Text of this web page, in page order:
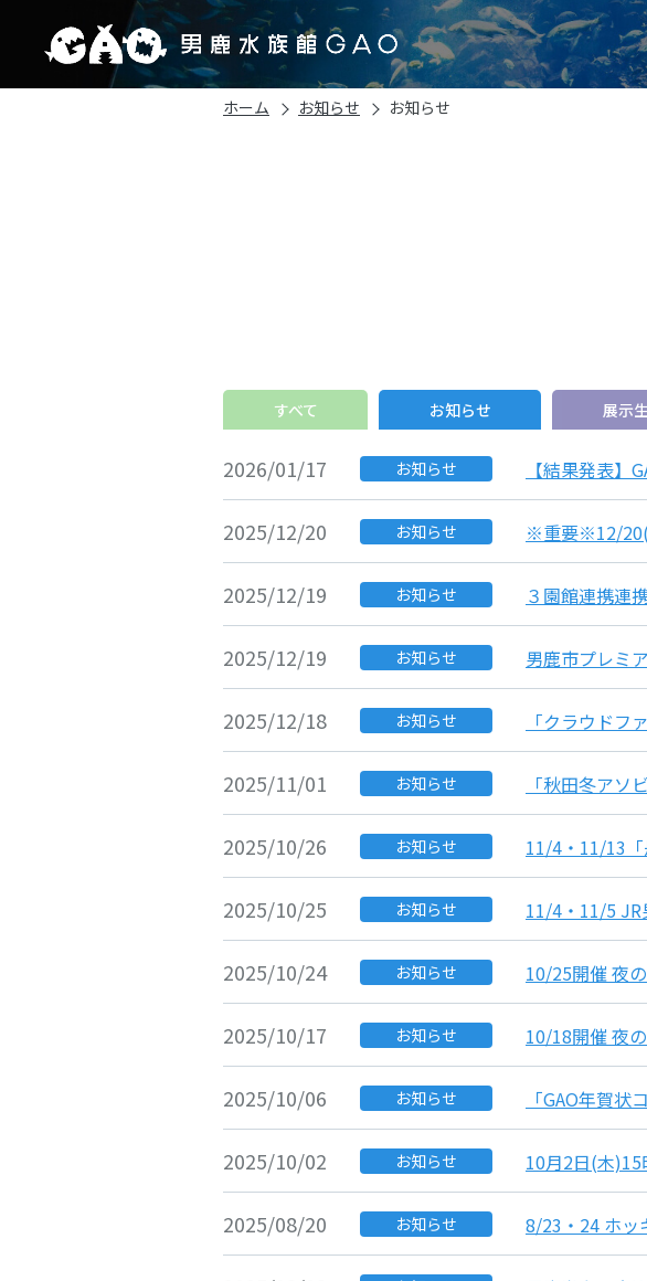
ホーム お知らせ お知らせ
すべて お知らせ 展示
2026/01/17 お知らせ 【結果発表】
2025/12/20 お知らせ ※重要※12/20(
2025/12/19 お知らせ ３園館連携連
2025/12/19 お知らせ 男鹿市プレミ
2025/12/18 お知らせ 「クラウドフ
2025/11/01 お知らせ 「秋田冬ア
2025/10/26 お知らせ 11/4・11/13
2025/10/25 お知らせ 11/4・11/5 JR
2025/10/24 お知らせ 10/25開催 夜
2025/10/17 お知らせ 10/18開催 夜
2025/10/06 お知らせ 「GAO年賀
2025/10/02 お知らせ 10月2日(木
2025/08/20 お知らせ 8/23・24 ホッ